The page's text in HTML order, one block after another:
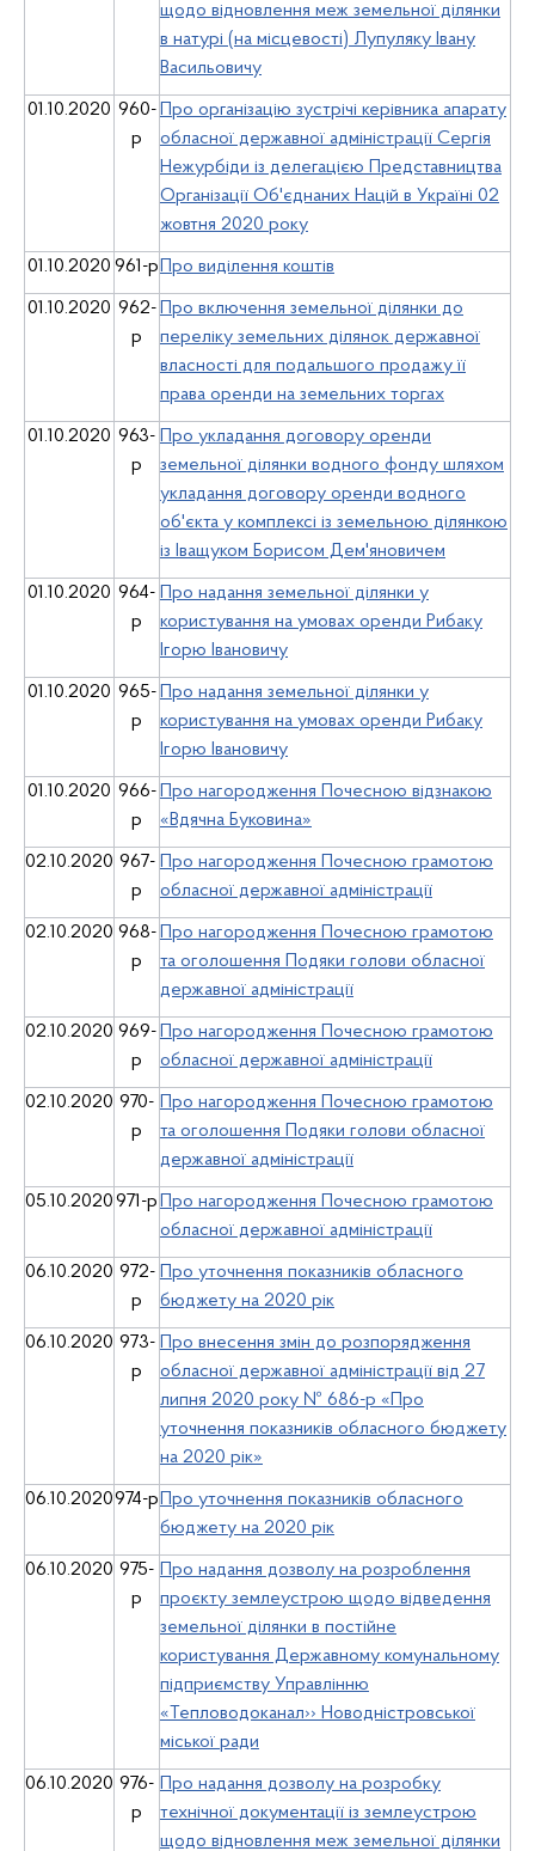
щодо відновлення меж земельної ділянки
в натурі (на місцевості) Лупуляку Івану
Васильовичу
01.10.2020 960-
р
Про організацію зустрічі керівника апарату
обласної державної адміністрації Сергія
Нежурбіди із делегацією Представництва
Організації Об'єднаних Націй в Україні 02
жовтня 2020 року
01.10.2020 961-р Про виділення коштів
01.10.2020 962-
р
Про включення земельної ділянки до
переліку земельних ділянок державної
власності для подальшого продажу її
права оренди на земельних торгах
01.10.2020 963-
р
Про укладання договору оренди
земельної ділянки водного фонду шляхом
укладання договору оренди водного
об'єкта у комплексі із земельною ділянкою
із Іващуком Борисом Дем'яновичем
01.10.2020 964-
р
Про надання земельної ділянки у
користування на умовах оренди Рибаку
Ігорю Івановичу
01.10.2020 965-
р
Про надання земельної ділянки у
користування на умовах оренди Рибаку
Ігорю Івановичу
01.10.2020 966-
р
Про нагородження Почесною відзнакою
«Вдячна Буковина»
02.10.2020 967-
р
Про нагородження Почесною грамотою
обласної державної адміністрації
02.10.2020 968-
р
Про нагородження Почесною грамотою
та оголошення Подяки голови обласної
державної адміністрації
02.10.2020 969-
р
Про нагородження Почесною грамотою
обласної державної адміністрації
02.10.2020 970-
р
Про нагородження Почесною грамотою
та оголошення Подяки голови обласної
державної адміністрації
05.10.2020971-р
Про нагородження Почесною грамотою
обласної державної адміністрації
06.10.2020 972-
р
Про уточнення показників обласного
бюджету на 2020 рік
06.10.2020 973-
р
Про внесення змін до розпорядження
обласної державної адміністрації від 27
липня 2020 року № 686-р «Про
уточнення показників обласного бюджету
на 2020 рік»
06.10.2020974-р
Про уточнення показників обласного
бюджету на 2020 рік
06.10.2020 975-
р
Про надання дозволу на розроблення
проєкту землеустрою щодо відведення
земельної ділянки в постійне
користування Державному комунальному
підприємству Управлінню
«Тепловодоканал›› Новодністровської
міської ради
06.10.2020 976-
р
Про надання дозволу на розробку
технічної документації із землеустрою
щодо відновлення меж земельної ділянки